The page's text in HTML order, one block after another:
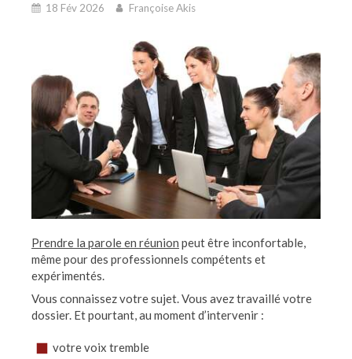
18 Fév 2026 Françoise Akis
Prendre la parole en réunion peut être inconfortable,
même pour des professionnels compétents et
expérimentés.
Vous connaissez votre sujet. Vous avez travaillé votre
dossier. Et pourtant, au moment d’intervenir :
votre voix tremble